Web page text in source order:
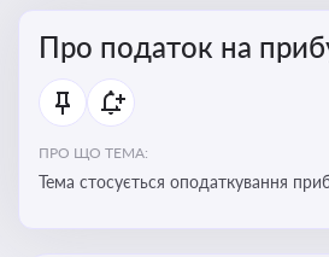
Про податок на
ПРО ЩО ТЕМА:
Тема стосується оподаткування